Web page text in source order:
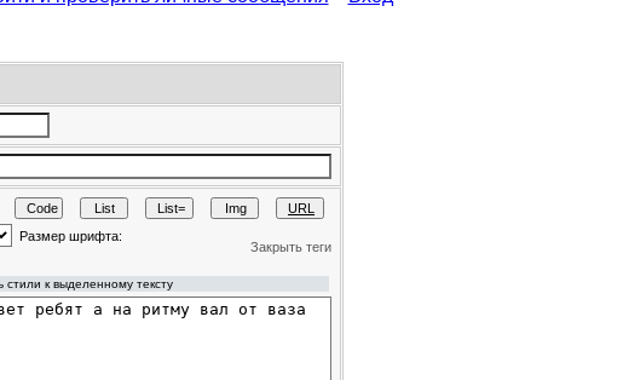
Размер шрифта:
Закрыть теги